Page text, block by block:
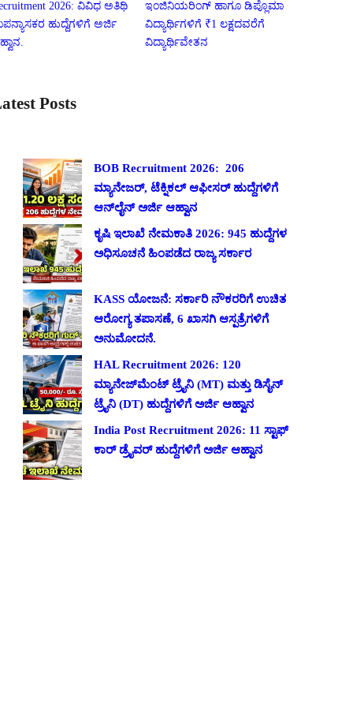
2026: ವಿವಿಧ ಅತಿಥಿ
ಹುದ್ದೆಗಳಿಗೆ ಅರ್ಜಿ
ಇಂಜಿನಿಯರಿಂಗ್ ಹಾಗೂ ಡಿಪ್ಲೊಮಾ
ವಿದ್ಯಾರ್ಥಿಗಳಿಗೆ ₹1 ಲಕ್ಷದವರೆಗೆ
ವಿದ್ಯಾರ್ಥಿವೇತನ
Posts
BOB Recruitment 2026: 206
ಮ್ಯಾನೇಜರ್, ಟೆಕ್ನಿಕಲ್ ಆಫೀಸರ್ ಹುದ್ದೆಗಳಿಗೆ
ಆನ್‌ಲೈನ್ ಅರ್ಜಿ ಆಹ್ವಾನ
ಕೃಷಿ ಇಲಾಖೆ ನೇಮಕಾತಿ 2026: 945 ಹುದ್ದೆಗಳ
ಅಧಿಸೂಚನೆ ಹಿಂಪಡೆದ ರಾಜ್ಯ ಸರ್ಕಾರ
KASS ಯೋಜನೆ: ಸರ್ಕಾರಿ ನೌಕರರಿಗೆ ಉಚಿತ
ಆರೋಗ್ಯ ತಪಾಸಣೆ, 6 ಖಾಸಗಿ ಆಸ್ಪತ್ರೆಗಳಿಗೆ
ಅನುಮೋದನೆ.
HAL Recruitment 2026: 120
ಮ್ಯಾನೇಜ್‌ಮೆಂಟ್ ಟ್ರೈನಿ (MT) ಮತ್ತು ಡಿಸೈನ್
ಟ್ರೈನಿ (DT) ಹುದ್ದೆಗಳಿಗೆ ಅರ್ಜಿ ಆಹ್ವಾನ
India Post Recruitment 2026: 11 ಸ್ಟಾಫ್
ಕಾರ್ ಡ್ರೈವರ್ ಹುದ್ದೆಗಳಿಗೆ ಅರ್ಜಿ ಆಹ್ವಾನ